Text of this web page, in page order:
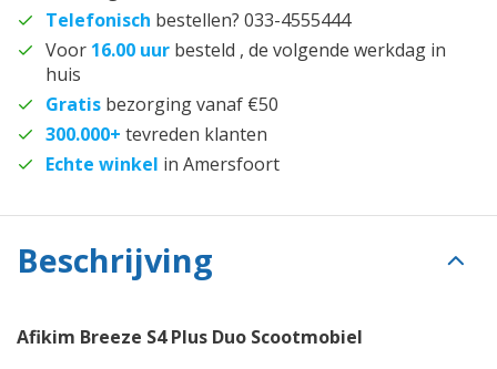
Telefonisch bestellen? 033-4555444
Voor 16.00 uur besteld , de volgende werkdag in
huis
Gratis bezorging vanaf €50
300.000+ tevreden klanten
Echte winkel in Amersfoort
Beschrijving
Afikim Breeze S4 Plus Duo Scootmobiel